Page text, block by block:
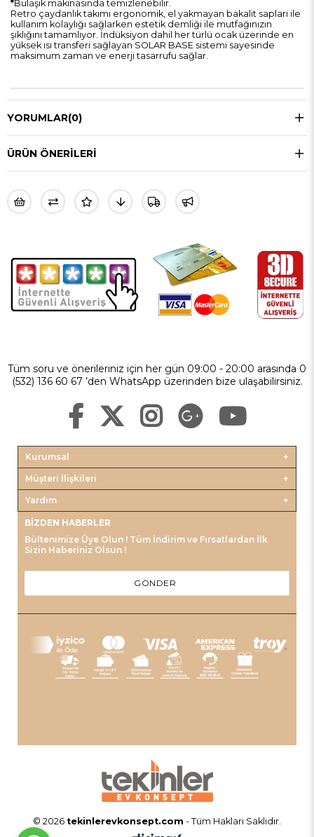
*Bulaşık makinasında temizlenebilir.
Retro çaydanlık takımı ergonomik, el yakmayan bakalit sapları ile
kullanım kolaylığı sağlarken estetik demliği ile mutfağınızın
şıklığını tamamlıyor. İndüksiyon dahil her türlü ocak üzerinde en
yüksek ısı transferi sağlayan SOLAR BASE sistemi sayesinde
maksimum zaman ve enerji tasarrufu sağlar.
YORUMLAR(0)
ÜRÜN ÖNERILERI
Tüm soru ve önerileriniz için her gün 09:00 - 20:00 arasında 0
(532) 136 60 67 ’den WhatsApp üzerinden bize ulaşabilirsiniz.
Kurumsal
Müşteri İlişkileri
Yardım
BIZDEN HABERLER
Bültenimize Üye Olun ! Tüm İndirim ve Fırsatlardan İlk
Sizin Haberiniz Olsun !
GÖNDER
© 2026 tekinlerevkonsept.com - Tüm Hakları Saklıdır.